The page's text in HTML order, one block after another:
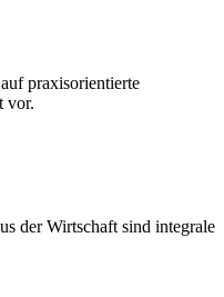
praxisorientierte
vor.
der Wirtschaft sind integrale